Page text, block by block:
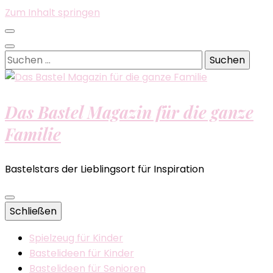
Zum Inhalt springen
Suchen
nach:
Das Bastel Magazin für die ganze
Familie
Bastelstars der Lieblingsort für Inspiration
Schließen
Spielzeug für Kinder
Bastelideen für Kinder
Bastelideen für Senioren